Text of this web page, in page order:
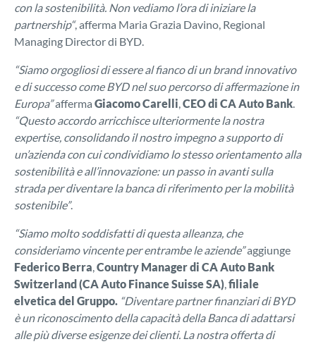
con la sostenibilità. Non vediamo l’ora di iniziare la
partnership“, afferma Maria Grazia Davino, Regional
Managing Director di BYD.
“Siamo orgogliosi di essere al fianco di un brand innovativo
e di successo come BYD nel suo percorso di affermazione in
Europa”afferma Giacomo Carelli,CEOdi CA Auto Bank.
“Questo accordo arricchisce ulteriormente la nostra
expertise, consolidando il nostro impegno a supporto di
un’azienda con cui condividiamo lo stesso orientamento alla
sostenibilità e all’innovazione: un passo in avanti sulla
strada per diventare la banca di riferimento per la mobilità
sostenibile”.
“Siamo molto soddisfatti di questa alleanza, che
consideriamo vincente per entrambe le aziende”aggiunge
Federico Berra,Country Managerdi CA Auto Bank
Switzerland (CA Auto Finance Suisse SA),filiale
elvetica del Gruppo. “Diventare partner finanziari di BYD
è un riconoscimento della capacità della Banca di adattarsi
alle più diverse esigenze dei clienti. La nostra offerta di